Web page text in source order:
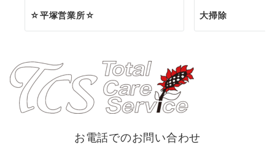
☆平塚営業所☆ 大掃除
お電話でのお問い合わせ